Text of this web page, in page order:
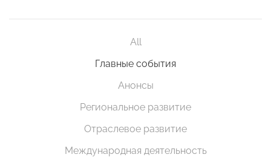
All
Главные события
Анонсы
Региональное развитие
Отраслевое развитие
Международная деятельность